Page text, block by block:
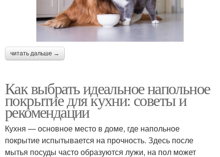
читать дальше →
Как выбрать идеальное напольное
покрытие для кухни: советы и
рекомендации
Кухня — основное место в доме, где напольное
покрытие испытывается на прочность. Здесь после
мытья посуды часто образуются лужи, на пол может